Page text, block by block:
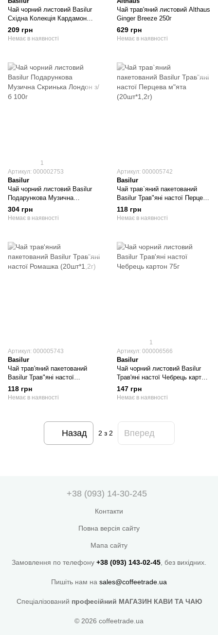
Чай чорний листовий Basilur
Східна Колекція Кардамон
картон 100г
209 грн
Немає в наявності
Чай трав'яний листовий Althaus
Ginger Breeze 250г
629 грн
Немає в наявності
1
Артикул: 000002753
Basilur
Чай чорний листовий Basilur
Подарункова Музична
Скринька Лондон з/б 100г
304 грн
Немає в наявності
Артикул: 000005742
Basilur
Чай трав`яний пакетований
Basilur Трав"яні настої Перцева
м"ята (20шт*1,2г)
118 грн
Немає в наявності
Артикул: 000005743
Basilur
Чай трав'яний пакетований
Basilur Трав"яні настої
Ромашка (20шт*1,2г)
118 грн
Немає в наявності
1
Артикул: 000006566
Basilur
Чай чорний листовий Basilur
Трав'яні настої Чебрець картон
75г
147 грн
Немає в наявності
Назад 2 з 2 Вперед
+38 (093) 14-30-245
Контакти
Повна версія сайту
Мапа сайту
Замовлення по телефону +38 (093) 143-02-45 , без вихідних.
Пишіть нам на sales@coffeetrade.ua
Спеціалізований професійний МАГАЗИН КАВИ ТА ЧАЮ
© 2026 coffeetrade.ua